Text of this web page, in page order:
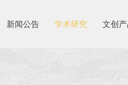
新闻公告 学术研究 文创